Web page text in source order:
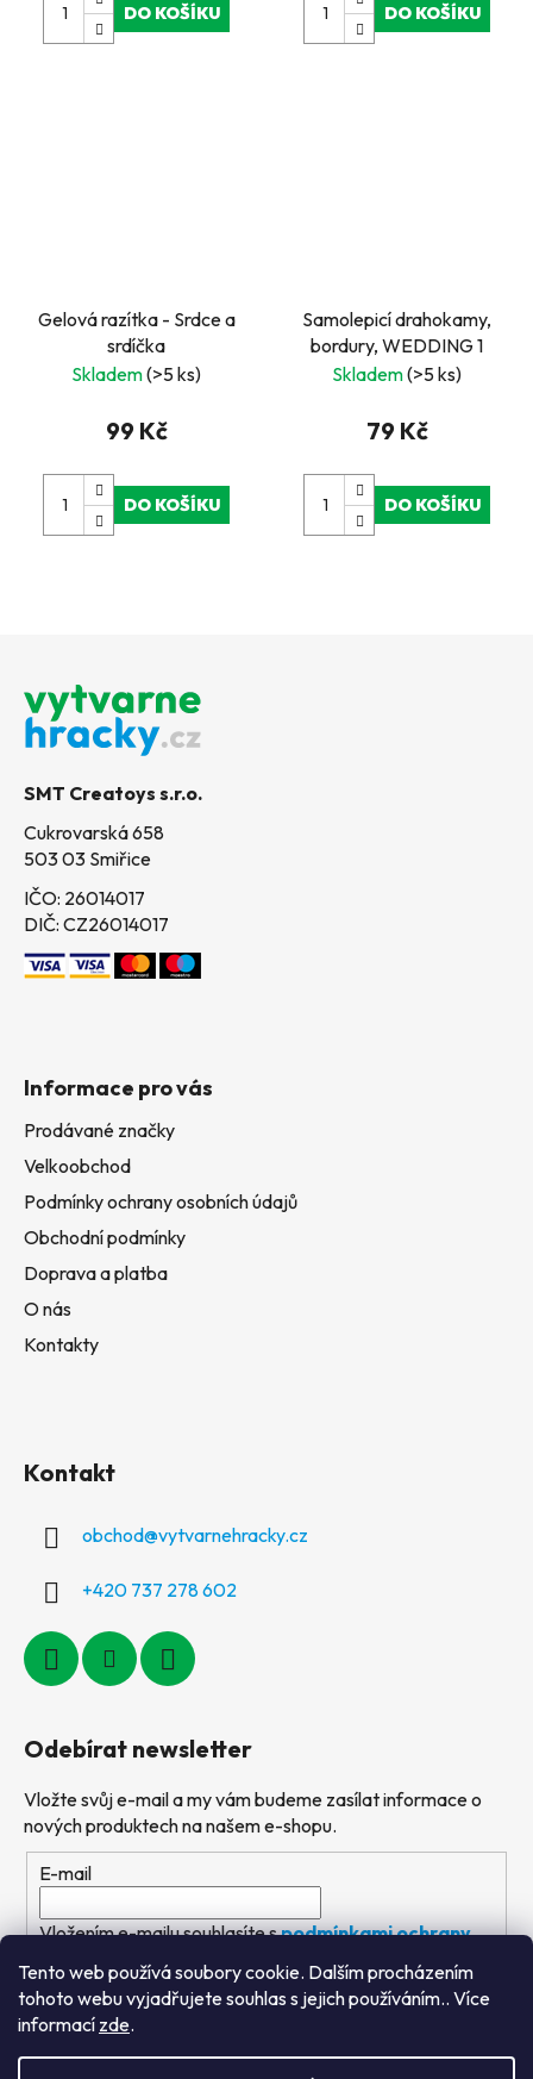
Tento web používá soubory cookie. Dalším procházením
tohoto webu vyjadřujete souhlas s jejich používáním.. Více
informací zde.
DO KOŠÍKU DO KOŠÍKU
Gelová razítka - Srdce a
srdíčka
Skladem(>5 ks)
99 Kč
DO KOŠÍKU
Samolepicí drahokamy,
bordury, WEDDING 1
Skladem(>5 ks)
79 Kč
DO KOŠÍKU
SMT Creatoys s.r.o.
Cukrovarská 658
503 03 Smiřice
IČO: 26014017
DIČ: CZ26014017
Informace pro vás
Prodávané značky
Velkoobchod
Podmínky ochrany osobních údajů
Obchodní podmínky
Doprava a platba
O nás
Kontakty
Kontakt
obchod@vytvarnehracky.cz
+420 737 278 602
Odebírat newsletter
Vložte svůj e-mail a my vám budeme zasílat informace o
nových produktech na našem e-shopu.
E-mail
Vložením e-mailu souhlasíte spodmínkami ochrany
osobních údajů
PŘIHLÁSIT SE